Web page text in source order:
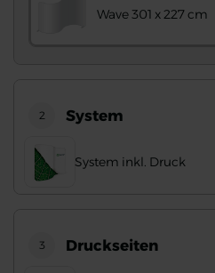
Wave 301 x 227 cm
2 System
System inkl. Druck
3 Druckseiten